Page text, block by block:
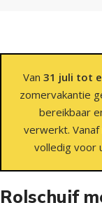
Van 31 juli tot
zomervakantie
bereikbaar
verwerkt. Vanaf
volledig voor
Rolschuif